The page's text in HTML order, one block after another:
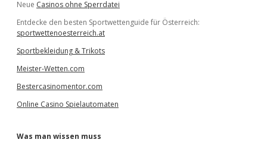
Neue Casinos ohne Sperrdatei
Entdecke den besten Sportwettenguide für Österreich:
sportwettenoesterreich.at
Sportbekleidung & Trikots
Meister-Wetten.com
Bestercasinomentor.com
Online Casino Spielautomaten
Was man wissen muss